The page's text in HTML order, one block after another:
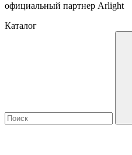
официальный партнер Arlight
Каталог